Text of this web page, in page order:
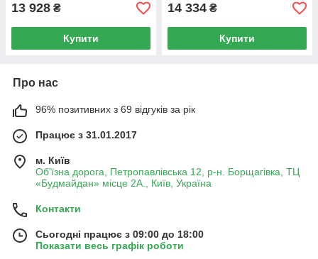
13 928 ₴
Купити
14 334 ₴
Купити
Про нас
96% позитивних з 69 відгуків за рік
Працює з 31.01.2017
м. Київ
Об'їзна дорога, Петропавлівська 12, р-н. Борщагівка, ТЦ
«Будмайдан» місце 2А., Київ, Україна
Контакти
Сьогодні працює з 09:00 до 18:00
Показати весь графік роботи